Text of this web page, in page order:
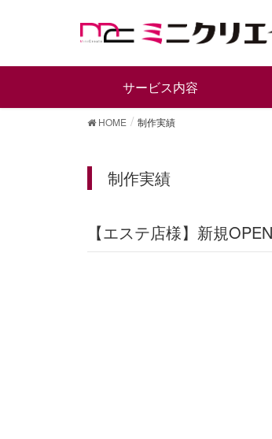
サービス内容
HOME 制作実績
制作実績
【エステ店様】新規